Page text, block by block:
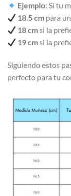
Ejemplo: Si tu
18.5 cm para
18 cmsi la
19 cmsi la
Siguiendo estos
perfecto para tu